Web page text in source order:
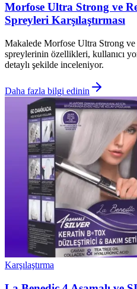
Morfose Ultra Strong ve
Spreyleri Karşılaştırması
Makalede Morfose Ultra Strong
spreylerinin özellikleri, kullanıcı
detaylı şekilde inceleniyor.
Daha fazla bilgi edinin
Karşılaştırma